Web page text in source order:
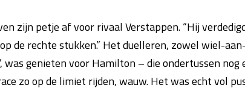
zijn petje af voor rivaal Verstappen. “Hij
de rechte stukken.” Het duelleren, zowel wiel-
was genieten voor Hamilton – die ondertussen nog
zo op de limiet rijden, wauw. Het was echt vol